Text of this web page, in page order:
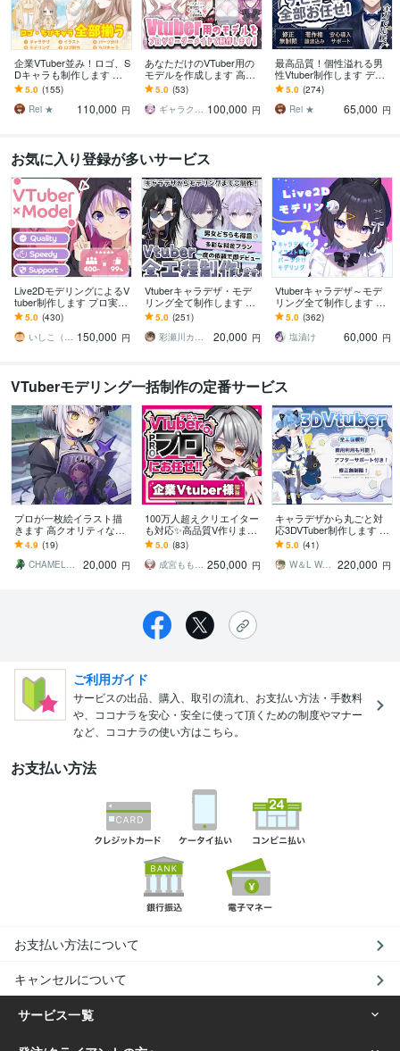
企業VTuber並み！ロゴ、S
Dキャラも制作します デ
ビュー徹底サポート！満
足いくまで修正無制限、
著作権譲渡
5.0 (155)
Rei ★
110,000 円
あなただけのVTuber用の
モデルを作成します 高ク
オリティな自分だけのモ
デルを作成させていただ
きます！
5.0 (53)
ギャラクシー 伊藤 100,000 円
最高品質！個性溢れる男
性Vtuber制作します デビ
ュー完全サポート【表情
差分8個】修正無制限、著
作権譲渡
5.0 (274)
Rei ★
65,000 円
お気に入り登録が多いサービス
Live2DモデリングによるV
tuber制作します プロ実績
7年以上のLive2Dモデリン
グによるVtuber
5.0 (430)
いしこ（ISHICO） 150,000 円
Vtuberキャラデザ・モデ
リング全て制作します 男
性女性キャラどちらも得
意です♪イラストのみモデ
リングのみ可
5.0 (251)
彩瀬川カトレア
20,000 円
Vtuberキャラデザ～モデ
リング全て制作します イ
ラストのみ・モデリング
のみのご依頼も可能で
す。
5.0 (362)
塩漬け
60,000 円
VTuberモデリング一括制作の定番サービス
プロが一枚絵イラスト描
きます 高クオリティなイ
ラスト、アニメーション
をお届けします！
4.9 (19)
CHAMELEON カメレオン
20,000 円
100万人超えクリエイター
も対応✨高品質V作ります
著作権譲渡！企業実績あ
り✨プロが最高のVモデル
作成します！
5.0 (83)
成宮もも l Narimiya Momo 250,000 円
キャラデザから丸ごと対
応3DVTuber制作します 修
正無制限！MMD、パーフ
ェクトフェイス、VRchat
対応！
5.0 (41)
W＆L Work Shop 220,000 円
ご利用ガイド
サービスの出品、購入、取引の流れ、お支払い方法・手数料
や、ココナラを安心・安全に使って頂くための制度やマナー
など、ココナラの使い方はこちら。
お支払い方法
お支払い方法について
キャンセルについて